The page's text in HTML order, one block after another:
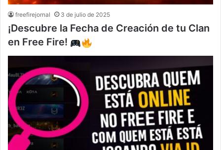
freefirejornal 3 de julio de 2025
¡Descubre la Fecha de Creación de tu Clan
en Free Fire!